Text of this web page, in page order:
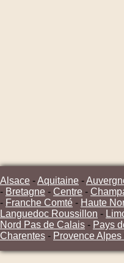
Alsace -Aquitaine -
- Bretagne - Centre -
- Franche Comté - Haute
Languedoc Roussillon -
Nord Pas de Calais - Pays
Charentes - Provence